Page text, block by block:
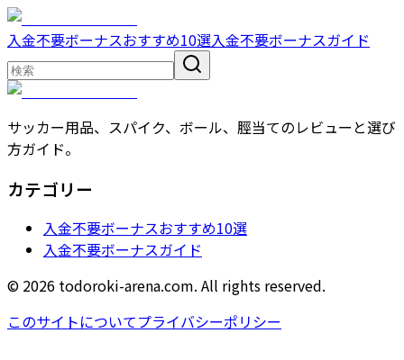
入金不要ボーナスおすすめ10選入金不要ボーナスガイド
サッカー用品、スパイク、ボール、脛当てのレビューと選び
方ガイド。
カテゴリー
入金不要ボーナスおすすめ10選
入金不要ボーナスガイド
© 2026 todoroki-arena.com. All rights reserved.
このサイトについてプライバシーポリシー